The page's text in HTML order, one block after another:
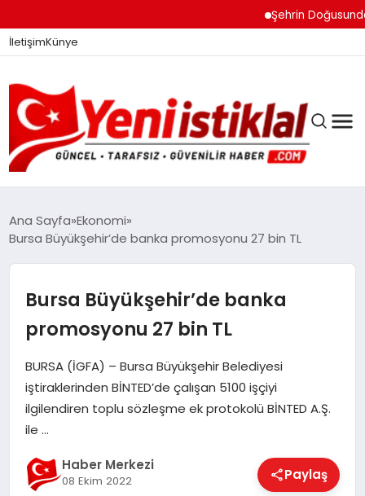
Şehrin Doğusundan
İletişimKünye
GÜNDEM
DÜNYA
EĞITIM
Ana Sayfa Ekonomi
Bursa Büyükşehir’de banka promosyonu 27 bin TL
Bursa Büyükşehir’de banka
promosyonu 27 bin TL
BURSA (İGFA) – Bursa Büyükşehir Belediyesi
iştiraklerinden BİNTED’de çalışan 5100 işçiyi
ilgilendiren toplu sözleşme ek protokolü BİNTED A.Ş.
ile …
Haber Merkezi
08 Ekim 2022 Paylaş